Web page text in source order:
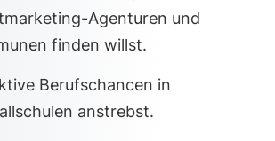
Agenturen und
finden willst.
Berufschancen in
anstrebst.